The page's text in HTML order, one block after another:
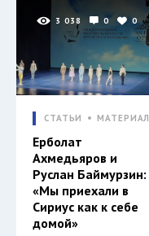
3 038 0 0
СТАТЬИ МАТЕРИАЛ
Ерболат
Ахмедьяров и
Руслан Баймурзин:
«Мы приехали в
Сириус как к себе
домой»